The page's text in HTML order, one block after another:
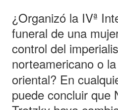
¿Organizó la IVª
funeral de una
control del
norteamericano o la
oriental? En
puede concluir que